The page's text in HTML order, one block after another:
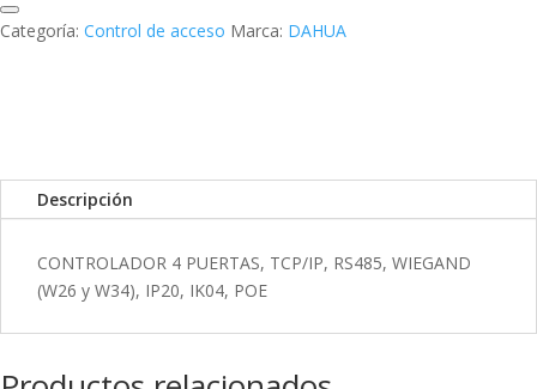
n
tCategoría: Control de acceso Marca: DAHUA
Descripción
CONTROLADOR 4 PUERTAS, TCP/IP, RS485, WIEGAND
(W26 y W34), IP20, IK04, POE